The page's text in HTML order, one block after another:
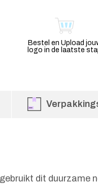
Bestel en Upload
logo in de laatste
dit duurzame